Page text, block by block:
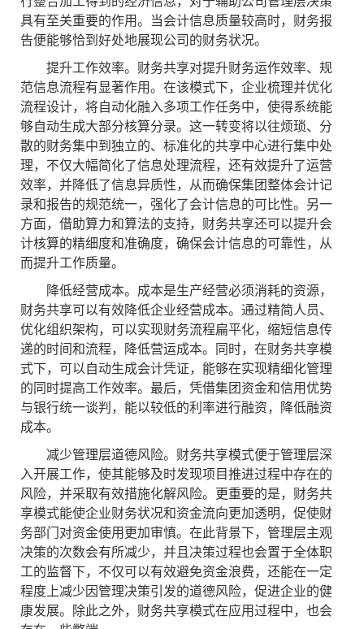
具有至关重要的作用。当会计信息质量较高时，财务报
告便能够恰到好处地展现公司的财务状况。
提升工作效率。财务共享对提升财务运作效率、规
范信息流程有显著作用。在该模式下，企业梳理并优化
流程设计，将自动化融入多项工作任务中，使得系统能
够自动生成大部分核算分录。这一转变将以往烦琐、分
散的财务集中到独立的、标准化的共享中心进行集中处
理，不仅大幅简化了信息处理流程，还有效提升了运营
效率，并降低了信息异质性，从而确保集团整体会计记
录和报告的规范统一，强化了会计信息的可比性。另一
方面，借助算力和算法的支持，财务共享还可以提升会
计核算的精细度和准确度，确保会计信息的可靠性，从
而提升工作质量。
降低经营成本。成本是生产经营必须消耗的资源，
财务共享可以有效降低企业经营成本。通过精简人员、
优化组织架构，可以实现财务流程扁平化，缩短信息传
递的时间和流程，降低营运成本。同时，在财务共享模
式下，可以自动生成会计凭证，能够在实现精细化管理
的同时提高工作效率。最后，凭借集团资金和信用优势
与银行统一谈判，能以较低的利率进行融资，降低融资
成本。
减少管理层道德风险。财务共享模式便于管理层深
入开展工作，使其能够及时发现项目推进过程中存在的
风险，并采取有效措施化解风险。更重要的是，财务共
享模式能使企业财务状况和资金流向更加透明，促使财
务部门对资金使用更加审慎。在此背景下，管理层主观
决策的次数会有所减少，并且决策过程也会置于全体职
工的监督下，不仅可以有效避免资金浪费，还能在一定
程度上减少因管理决策引发的道德风险，促进企业的健
康发展。除此之外，财务共享模式在应用过程中，也会